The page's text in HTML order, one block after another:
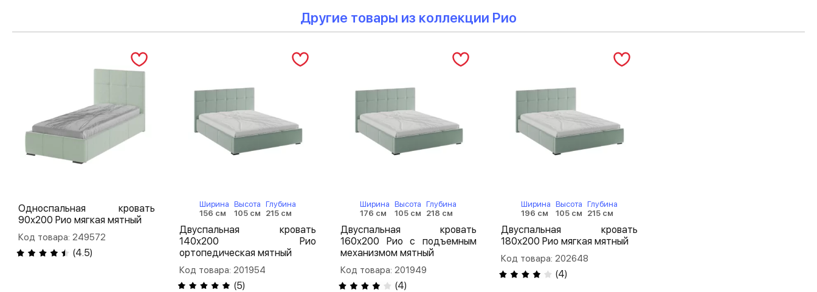
Другие товары из коллекции Рио
Односпальная кровать
90х200 Рио мягкая мятный
Код товара: 249572
(4.5)
Ширина
156 см
Высота
105 см
Глубина
215 см
Двуспальная кровать
140х200 Рио
ортопедическая мятный
Код товара: 201954
(5)
Ширина
176 см
Высота
105 см
Глубина
218 см
Двуспальная кровать
160х200 Рио с подъемным
механизмом мятный
Код товара: 201949
(4)
Ширина
196 см
Высота
105 см
Глубина
215 см
Двуспальная кровать
180х200 Рио мягкая мятный
Код товара: 202648
(4)